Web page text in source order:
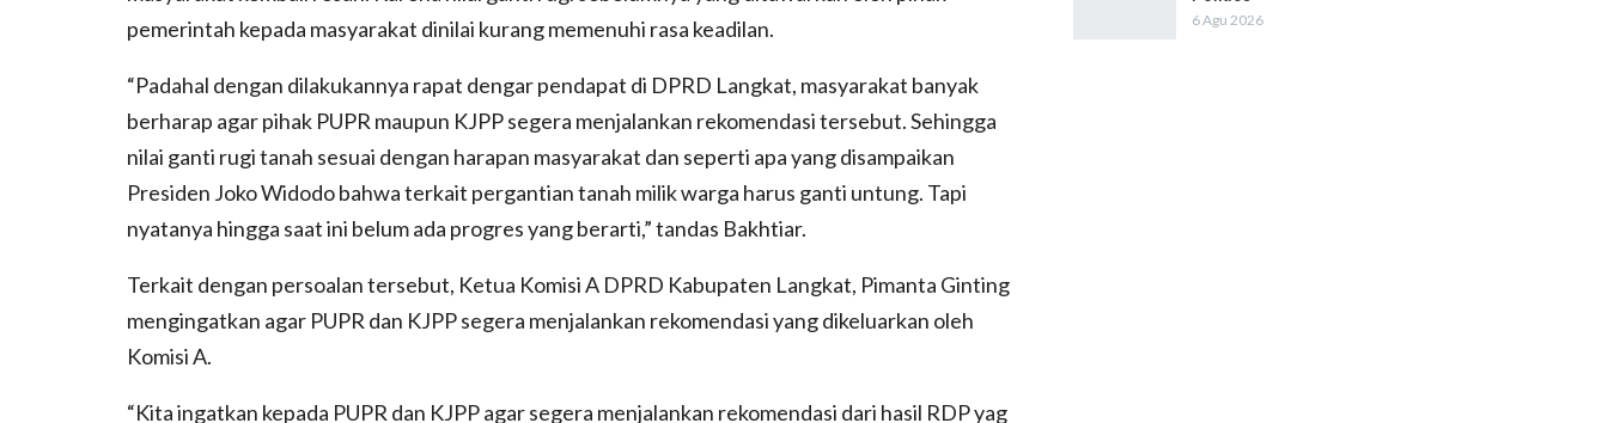
pemerintah kepada masyarakat dinilai kurang memenuhi rasa keadilan.
“Padahal dengan dilakukannya rapat dengar pendapat di DPRD Langkat, masyarakat banyak
berharap agar pihak PUPR maupun KJPP segera menjalankan rekomendasi tersebut. Sehingga
nilai ganti rugi tanah sesuai dengan harapan masyarakat dan seperti apa yang disampaikan
Presiden Joko Widodo bahwa terkait pergantian tanah milik warga harus ganti untung. Tapi
nyatanya hingga saat ini belum ada progres yang berarti,” tandas Bakhtiar.
Terkait dengan persoalan tersebut, Ketua Komisi A DPRD Kabupaten Langkat, Pimanta Ginting
mengingatkan agar PUPR dan KJPP segera menjalankan rekomendasi yang dikeluarkan oleh
Komisi A.
“Kita ingatkan kepada PUPR dan KJPP agar segera menjalankan rekomendasi dari hasil RDP yag
6 Agu 2026